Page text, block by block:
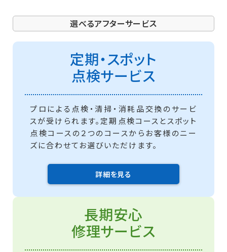
選べるアフターサービス
定期・スポット
点検サービス
プロによる点検・清掃・消耗品交換のサービ
スが受けられます。定期点検コースとスポット
点検コースの２つのコースからお客様のニー
ズに合わせてお選びいただけます。
詳細を見る
長期安心
修理サービス